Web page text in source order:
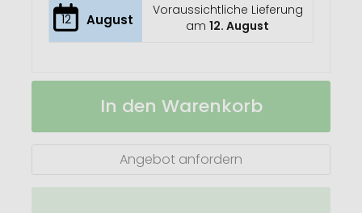
12 August
Voraussichtliche Lieferung
am12. August
Jurbum
Kosmetiktasche
Auf
In den Warenkorb
Angebot anfordern